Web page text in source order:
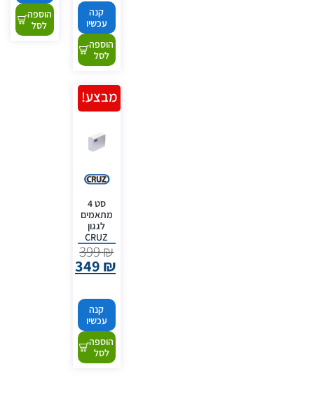
קנה
עכשיו
הוספה
לסל
הוספה
לסל
סט 4
מתאמים
לגגון
CRUZ
399₪
349 ₪
קנה
עכשיו
הוספה
לסל
מבצע!